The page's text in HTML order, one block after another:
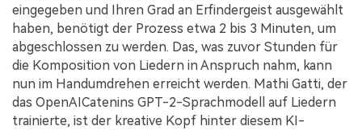
eingegeben und Ihren Grad an Erfindergeist ausgewählt
haben, benötigt der Prozess etwa 2 bis 3 Minuten, um
abgeschlossen zu werden. Das, was zuvor Stunden für
die Komposition von Liedern in Anspruch nahm, kann
nun im Handumdrehen erreicht werden. Mathi Gatti, der
das OpenAICatenins GPT-2-Sprachmodell auf Liedern
trainierte, ist der kreative Kopf hinter diesem KI-